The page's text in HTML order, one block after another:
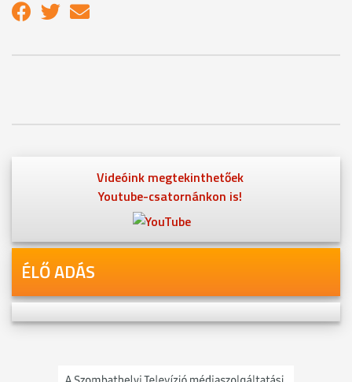
Videóink megtekinthetőek
Youtube-csatornánkon is!
ÉLŐ ADÁS